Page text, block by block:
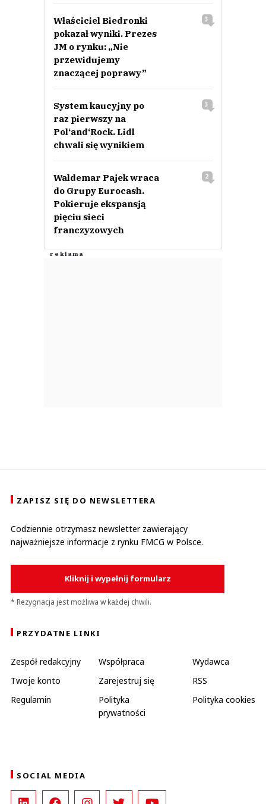
Właściciel Biedronki
pokazał wyniki. Prezes
JM o rynku: „Nie
przewidujemy
znaczącej poprawy”
3
System kaucyjny po
raz pierwszy na
Pol‘and‘Rock. Lidl
chwali się wynikiem
3
Waldemar Pajek wraca
do Grupy Eurocash.
Pokieruje ekspansją
pięciu sieci
franczyzowych
2
ZAPISZ SIĘ DO NEWSLETTERA
Codziennie otrzymasz newsletter zawierający
najważniejsze informacje z rynku FMCG w Polsce.
Kliknij i wypełnij formularz
* Rezygnacja jest możliwa w każdej chwili.
PRZYDATNE LINKI
Zespół redakcyjny Współpraca
Wydawca
Twoje konto
Zarejestruj się
RSS
Regulamin
Polityka
prywatności
Polityka cookies
SOCIAL MEDIA